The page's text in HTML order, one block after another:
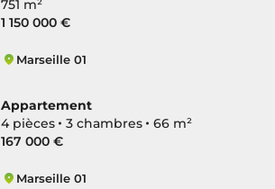
751 m²
1 150 000 €
Marseille 01
Appartement
4 pièces
3 chambres
66 m²
167 000 €
Marseille 01